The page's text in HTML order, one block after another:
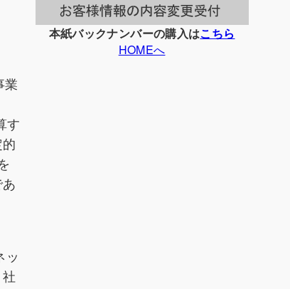
業
す
ッ
本紙バックナンバーの購入はこちら
HOMEへ